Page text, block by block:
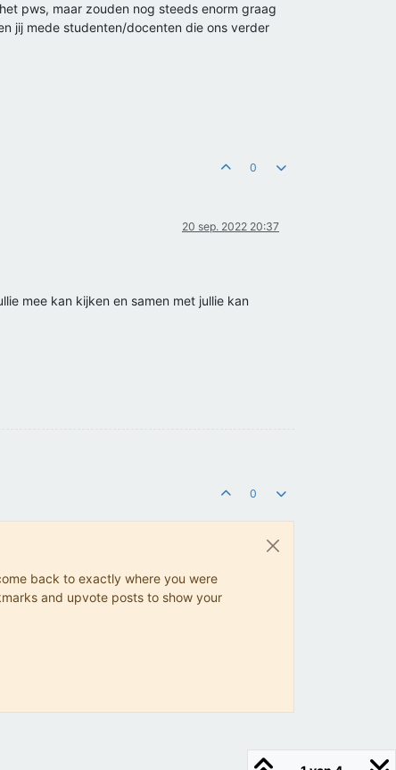
pws, maar zouden nog steeds enorm graag
jij mede studenten/docenten die ons verder
0
20 sep. 2022 20:37
mee kan kijken en samen met jullie kan
0
back to exactly where you were
and upvote posts to show your